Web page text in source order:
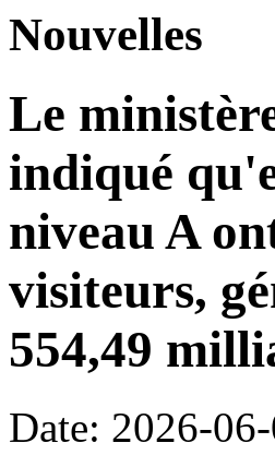
Nouvelles
Le
indiqué
niveau A
visiteurs,
554,49
Date: 2026-